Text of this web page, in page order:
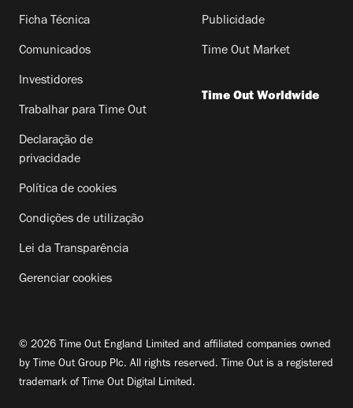
Ficha Técnica
Comunicados
Investidores
Trabalhar para Time Out
Declaração de
privacidade
Política de cookies
Condições de utilização
Lei da Transparência
Gerenciar cookies
Publicidade
Time Out Market
Time Out Worldwide
© 2026 Time Out England Limited and affiliated companies owned
by Time Out Group Plc. All rights reserved. Time Out is a registered
trademark of Time Out Digital Limited.